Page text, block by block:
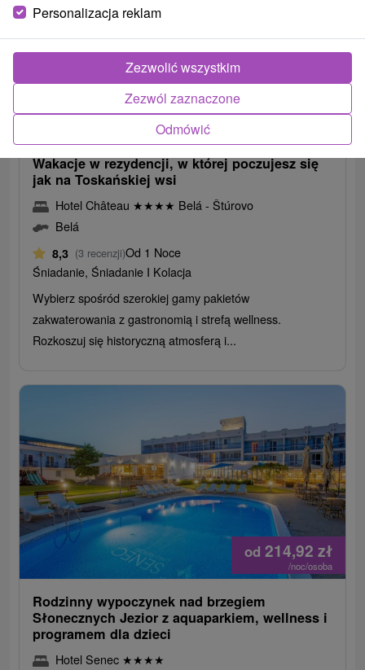
od285,81zł
Wakacje w rezydencji, w której poczujesz się
jak na Toskańskiej wsi
Hotel Château ★★★★ Belá - Štúrovo
Belá
8,3 (3 recenzji)Od 1 Noce
Śniadanie, Śniadanie I Kolacja
Wybierz spośród szerokiej gamy pakietów
zakwaterowania z gastronomią i strefą wellness.
Rozkoszuj się historyczną atmosferą i...
od 214,92 zł
/noc/osoba
Rodzinny wypoczynek nad brzegiem
Słonecznych Jezior z aquaparkiem, wellness i
programem dla dzieci
Hotel Senec ★★★★
Personalizacja reklam
Odmówić
Zezwól zaznaczone
Zezwolić wszystkim